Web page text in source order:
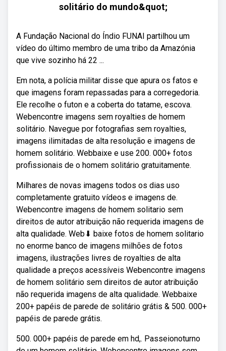
solitário do mundo&quot;
A Fundação Nacional do Índio FUNAI partilhou um
vídeo do último membro de uma tribo da Amazónia
que vive sozinho há 22 ...
Em nota, a polícia militar disse que apura os fatos e
que imagens foram repassadas para a corregedoria.
Ele recolhe o futon e a coberta do tatame, escova.
Webencontre imagens sem royalties de homem
solitário. Navegue por fotografias sem royalties,
imagens ilimitadas de alta resolução e imagens de
homem solitário. Webbaixe e use 200. 000+ fotos
profissionais de o homem solitário gratuitamente.
Milhares de novas imagens todos os dias uso
completamente gratuito vídeos e imagens de.
Webencontre imagens de homem solitario sem
direitos de autor atribuição não requerida imagens de
alta qualidade. Web⬇ baixe fotos de homem solitario
no enorme banco de imagens milhões de fotos
imagens, ilustrações livres de royalties de alta
qualidade a preços acessíveis Webencontre imagens
de homem solitário sem direitos de autor atribuição
não requerida imagens de alta qualidade. Webbaixe
200+ papéis de parede de solitário grátis & 500. 000+
papéis de parede grátis.
500. 000+ papéis de parede em hd,. Passeionoturno